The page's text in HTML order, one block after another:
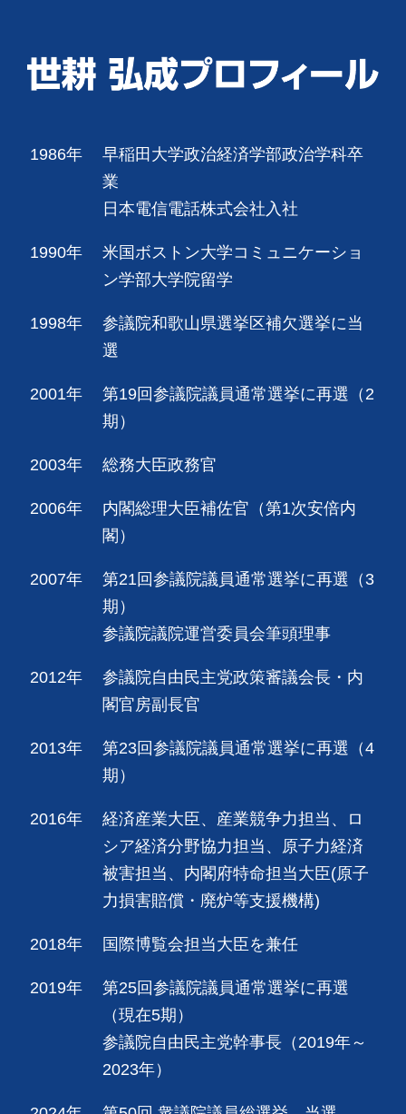
1986年
早稲田大学政治経済学部政治学科卒
業
日本電信電話株式会社入社
1990年
米国ボストン大学コミュニケーショ
ン学部大学院留学
1998年
参議院和歌山県選挙区補欠選挙に当
選
2001年
第19回参議院議員通常選挙に再選（2
期）
2003年 総務大臣政務官
2006年
内閣総理大臣補佐官（第1次安倍内
閣）
2007年
第21回参議院議員通常選挙に再選（3
期）
参議院議院運営委員会筆頭理事
2012年
参議院自由民主党政策審議会長・内
閣官房副長官
2013年
第23回参議院議員通常選挙に再選（4
期）
2016年
経済産業大臣、産業競争力担当、ロ
シア経済分野協力担当、原子力経済
被害担当、内閣府特命担当大臣(原子
力損害賠償・廃炉等支援機構)
2018年 国際博覧会担当大臣を兼任
2019年
第25回参議院議員通常選挙に再選
（現在5期）
参議院自由民主党幹事長（2019年～
2023年）